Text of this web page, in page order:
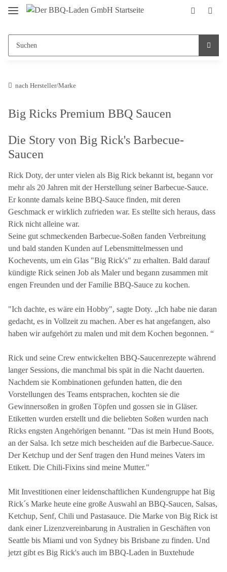
nach Hersteller/Marke
Big Ricks Premium BBQ Saucen
Die Story von Big Rick's Barbecue-
Saucen
Rick Doty, der unter vielen als Big Rick bekannt ist, begann vor
mehr als 20 Jahren mit der Herstellung seiner Barbecue-Sauce.
Er konnte damals keine BBQ-Sauce finden, mit deren
Geschmack er wirklich zufrieden war. Es stellte sich heraus, dass
Rick nicht alleine war.
Seine gut schmeckenden Barbecue-Soßen fanden Verbreitung
und bald standen Kunden auf Lebensmittelmessen und
Kochevents, um ein Glas "Big Rick's" zu erhalten. Bald darauf
kündigte Rick seinen Job als Maler und begann zusammen mit
engen Freunden und der Familie BBQ-Sauce zu kochen.
"Ich dachte, es wäre ein Hobby", sagte Doty. „Ich habe nie daran
gedacht, es in Vollzeit zu machen. Aber es hat angefangen, also
haben wir aufgehört zu malen und mit dem Kochen begonnen. “
Rick und seine Crew entwickelten BBQ-Saucenrezepte während
langer Sessions, die manchmal bis spät in die Nacht dauerten.
Nachdem sie Kombinationen gefunden hatten, die den
Vorstellungen des Teams entsprachen, kochten sie die
Gewinnersoßen in großen Töpfen und gossen sie in Gläser.
Etiketten wurden erstellt und die beliebten Soßen wurden nach
Ricks engsten Angehörigen benannt. "Das ist mein Hund Boots,
an der Salsa. Ich setze mich bescheiden auf die Barbecue-Sauce.
Der Ketchup und der Senf tragen den Hund meines Vaters im
Etikett. Die Chili-Fixins sind meine Mutter."
Mit Investitionen einer leidenschaftlichen Kundengruppe hat Big
Rick´s Marke heute eine große Auswahl an BBQ-Saucen, Salsas,
Ketchup, Senf, Chili und Pastasauce. Die Marke von Big Rick ist
dank einer Lizenzvereinbarung in Australien in Geschäften von
Seattle bis Miami und von Sydney bis Brisbane zu finden. Und
jetzt gibt es Big Rick's auch im BBQ-Laden in Buxtehude